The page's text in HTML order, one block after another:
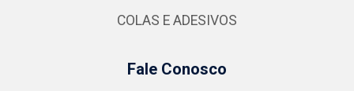
COLAS E ADESIVOS
Fale Conosco